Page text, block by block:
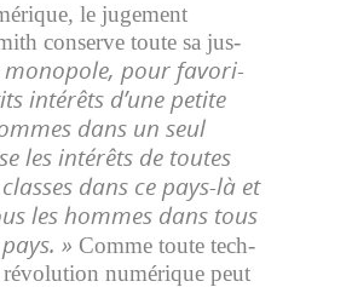
le ju­ge­ment
conserve toute sa jus­
mo­no­pole, pour fa­vo­ri­
in­té­rêts d’une pe­tite
dans un seul
les in­té­rêts de toutes
dans ce pays-là et
les hommes dans tous
» Comme toute tech­
nu­mé­rique peut